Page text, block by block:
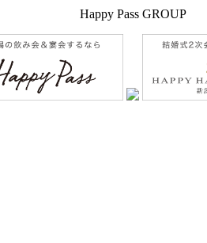
Happy Pass GROUP